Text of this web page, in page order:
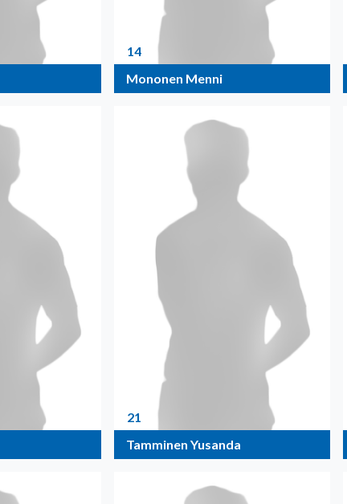
14
Mononen Menni
21
Tamminen Yusanda